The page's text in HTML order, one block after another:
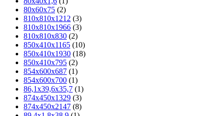
80х60х75 (2)
810х810х1212 (3)
810х810х1966 (3)
810х810х830 (2)
850х410х1165 (10)
850х410х1930 (18)
850х410х795 (2)
854х600х687 (1)
854х600х700 (1)
86,1х39,6х35,7 (1)
874х450х1329 (3)
874х450х2147 (8)